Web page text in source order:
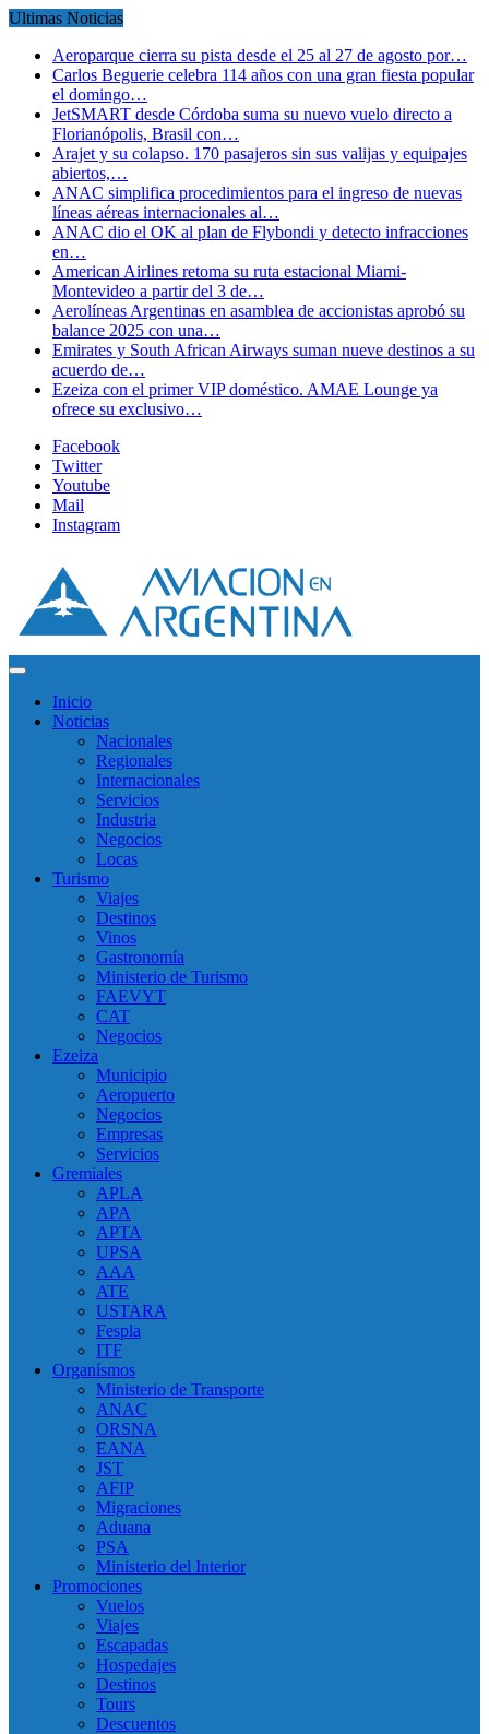
Ultimas Noticias
Aeroparque cierra su pista desde el 25 al 27 de agosto por…
Carlos Beguerie celebra 114 años con una gran fiesta popular
el domingo…
JetSMART desde Córdoba suma su nuevo vuelo directo a
Florianópolis, Brasil con…
Arajet y su colapso. 170 pasajeros sin sus valijas y equipajes
abiertos,…
ANAC simplifica procedimientos para el ingreso de nuevas
líneas aéreas internacionales al…
ANAC dio el OK al plan de Flybondi y detecto infracciones
en…
American Airlines retoma su ruta estacional Miami-
Montevideo a partir del 3 de…
Aerolíneas Argentinas en asamblea de accionistas aprobó su
balance 2025 con una…
Emirates y South African Airways suman nueve destinos a su
acuerdo de…
Ezeiza con el primer VIP doméstico. AMAE Lounge ya
ofrece su exclusivo…
Facebook
Twitter
Youtube
Mail
Instagram
Inicio
Noticias
Nacionales
Regionales
Internacionales
Servicios
Industria
Negocios
Locas
Turismo
Viajes
Destinos
Vinos
Gastronomía
Ministerio de Turismo
FAEVYT
CAT
Negocios
Ezeiza
Municipio
Aeropuerto
Negocios
Empresas
Servicios
Gremiales
APLA
APA
APTA
UPSA
AAA
ATE
USTARA
Fespla
ITF
Organísmos
Ministerio de Transporte
ANAC
ORSNA
EANA
JST
AFIP
Migraciones
Aduana
PSA
Ministerio del Interior
Promociones
Vuelos
Viajes
Escapadas
Hospedajes
Destinos
Tours
Descuentos